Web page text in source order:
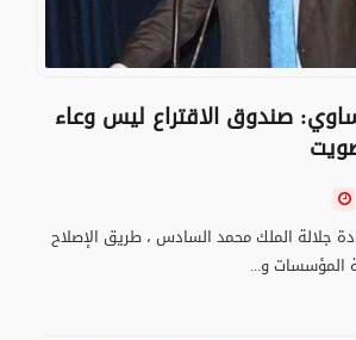
صندوق الاقتراع ليس وعاء
جلالة الملك محمد السادس ، طريق الإصلاح
المؤسسات و...